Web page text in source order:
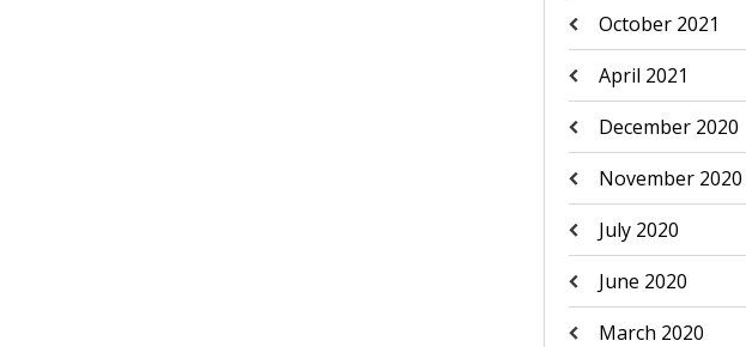
October 2021
April 2021
December 2020
November 2020
July 2020
June 2020
March 2020